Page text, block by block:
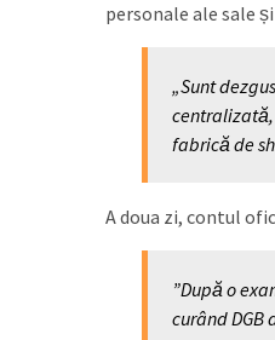
personale ale sale
„Sunt
centralizată,
fabrică de
A doua zi, contul
”După o
curând